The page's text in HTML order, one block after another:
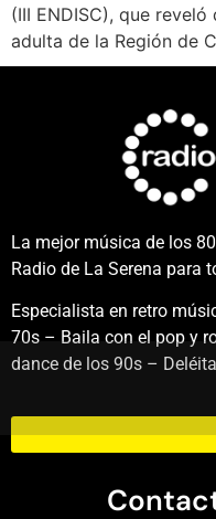
(III ENDISC), que
adulta de la Región de
La mejor música de los
Radio de La Serena para
Especialista en retro
70s – Baila con el pop y
dance de los 90s –